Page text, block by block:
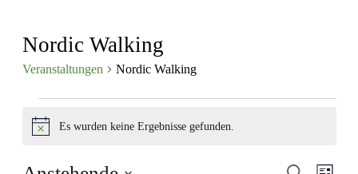
Nordic Walking
Veranstaltungen Nordic Walking
Veranstaltungen
Hinweis
Es wurden keine Ergebnisse gefunden.